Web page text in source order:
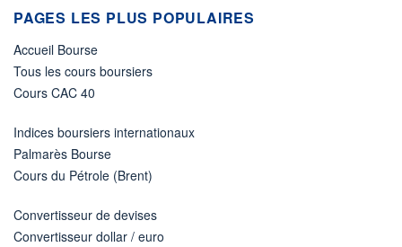
PAGES LES PLUS POPULAIRES
Accueil Bourse
Tous les cours boursiers
Cours CAC 40
Indices boursiers internationaux
Palmarès Bourse
Cours du Pétrole (Brent)
Convertisseur de devises
Convertisseur dollar / euro